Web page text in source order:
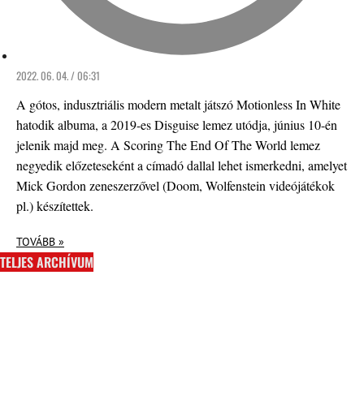
2022. 06. 04. / 06:31
A gótos, indusztriális modern metalt játszó Motionless In White
hatodik albuma, a 2019-es Disguise lemez utódja, június 10-én
jelenik majd meg. A Scoring The End Of The World lemez
negyedik előzeteseként a címadó dallal lehet ismerkedni, amelyet
Mick Gordon zeneszerzővel (Doom, Wolfenstein videójátékok
pl.) készítettek.
TOVÁBB »
TELJES ARCHÍVUM